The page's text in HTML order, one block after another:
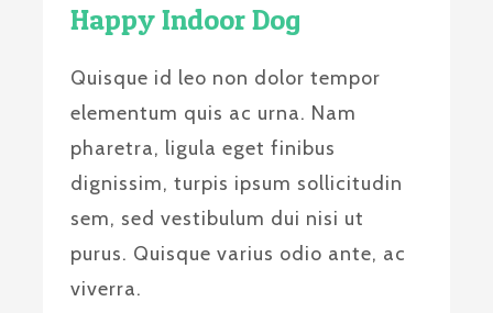
Happy Indoor Dog
Quisque id leo non dolor tempor
elementum quis ac urna. Nam
pharetra, ligula eget finibus
dignissim, turpis ipsum sollicitudin
sem, sed vestibulum dui nisi ut
purus. Quisque varius odio ante, ac
viverra.